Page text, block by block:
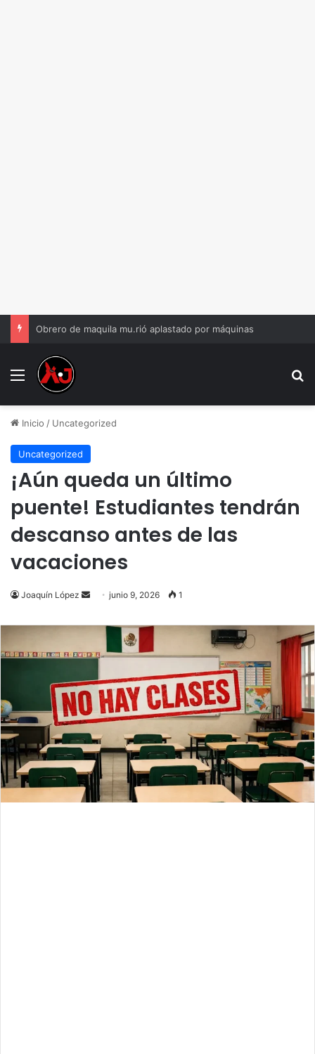
Obrero de maquila mu.rió aplastado por máquinas
Menu
Inicio / Uncategorized
Uncategorized
¡Aún queda un último
puente! Estudiantes tendrán
descanso antes de las
vacaciones
Joaquín López
Send
email
junio 9, 2026 1